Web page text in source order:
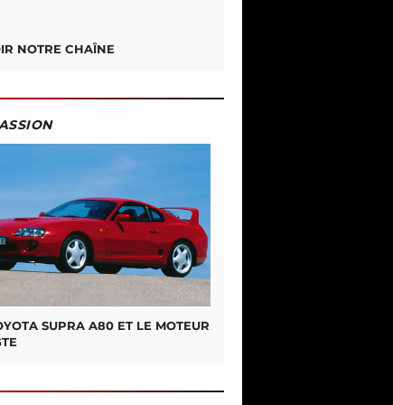
NOTRE CHAÎNE
SUPRA A80 ET LE MOTEUR